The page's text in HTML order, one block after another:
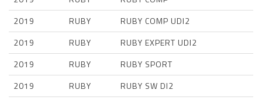
2019
RUBY
RUBY COMP UDI2
2019
RUBY
RUBY EXPERT UDI2
2019
RUBY
RUBY SPORT
2019
RUBY
RUBY SW DI2